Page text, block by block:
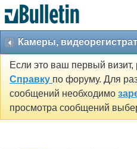
Если это ваш первый
Справку по форуму. Для
сообщений необходимо
просмотра сообщений